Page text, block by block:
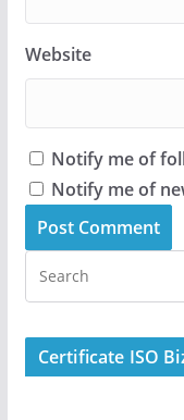
Website
Notify me of
Notify me of
Certificate ISO